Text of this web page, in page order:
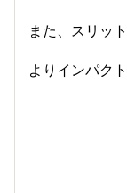
また、スリッ
よりインパク